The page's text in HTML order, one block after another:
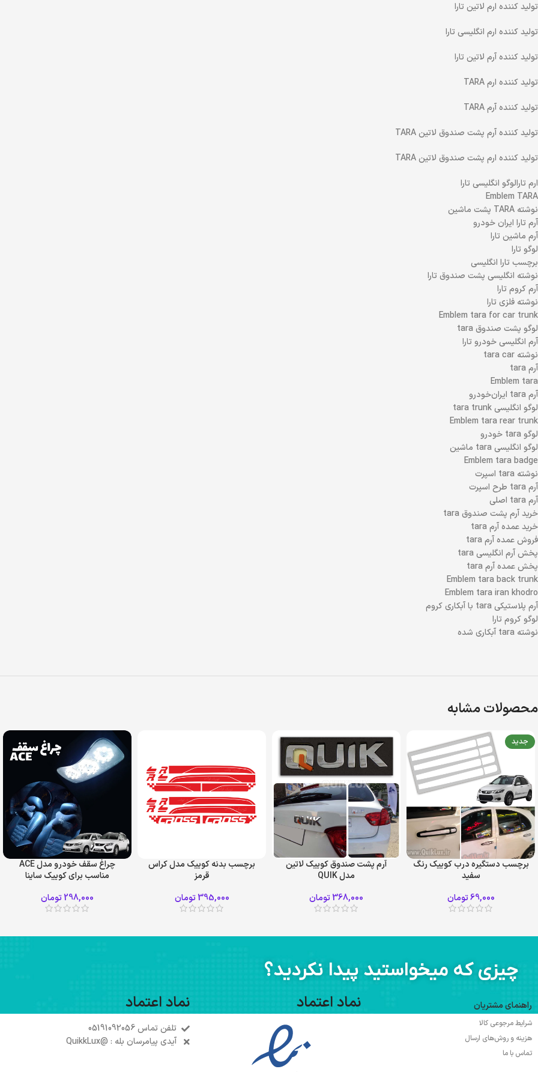
تولید کننده ارم لاتین تارا
تولید کننده ارم انگلیسی تارا
تولید کننده آرم لاتین تارا
تولید کننده ارم TARA
تولید کننده آرم TARA
تولید کننده آرم پشت صندوق لاتین TARA
تولید کننده ارم پشت صندوق لاتین TARA
ارم تارالوگو انگلیسی تارا
Emblem TARA
نوشته TARA پشت ماشین
آرم تارا ایران خودرو
آرم ماشین تارا
لوگو تارا
برچسب تارا انگلیسی
نوشته انگلیسی پشت صندوق تارا
آرم کروم تارا
نوشته فلزی تارا
Emblem tara for car trunk
لوگو پشت صندوق tara
آرم انگلیسی خودرو تارا
نوشته tara car
آرم tara
Emblem tara
آرم tara ایران‌خودرو
لوگو انگلیسی tara trunk
Emblem tara rear trunk
لوگو tara خودرو
لوگو انگلیسی tara ماشین
Emblem tara badge
نوشته tara اسپرت
آرم tara طرح اسپرت
آرم tara اصلی
خرید آرم پشت صندوق tara
خرید عمده آرم tara
فروش عمده آرم tara
پخش آرم انگلیسی tara
پخش عمده آرم tara
Emblem tara back trunk
Emblem tara iran khodro
آرم پلاستیکی tara با آبکاری کروم
لوگو کروم تارا
نوشته tara آبکاری شده
محصولات مشابه
جدید
برچسب دستگیره درب کوییک رنگ
سفید
69,000تومان
آرم پشت صندوق کوییک لاتین
مدل QUIK
368,000تومان
برچسب بدنه کوییک مدل کراس
قرمز
395,000 تومان
چراغ سقف خودرو مدل ACE
مناسب برای کوییک ساینا
298,000تومان
چیزی که میخواستید پیدا نکردید؟
راهنمای مشتریان
شرایط مرجوعی کالا
هزینه و روش‌های ارسال
تماس با ما
نماد اعتماد نماد اعتماد
تلفن تماس 05191092056
آیدی پیامرسان بله : @QuikkLux